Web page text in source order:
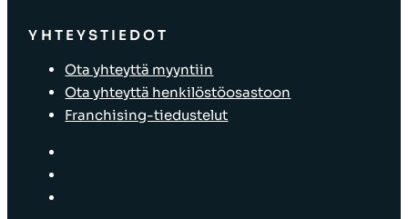
YHTEYSTIEDOT
Ota yhteyttä myyntiin
Ota yhteyttä henkilöstöosastoon
Franchising-tiedustelut